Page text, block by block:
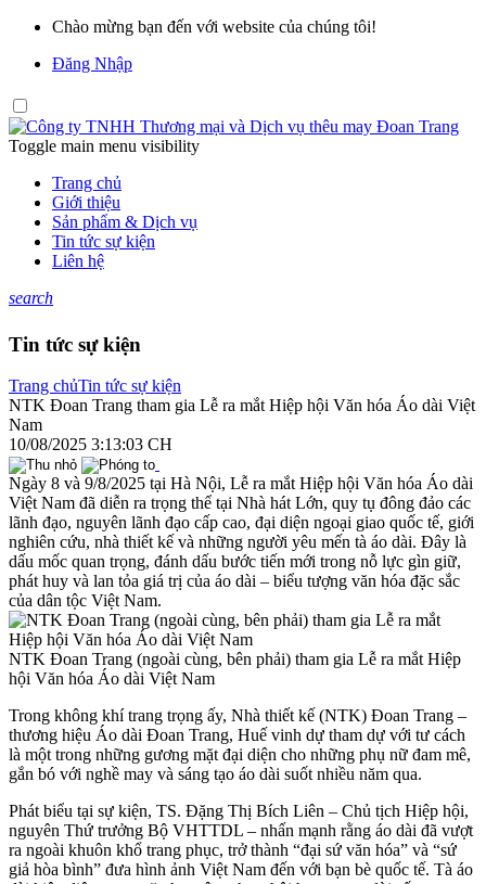
Chào mừng bạn đến với website của chúng tôi!
Đăng Nhập
Toggle main menu visibility
Trang chủ
Giới thiệu
Sản phẩm & Dịch vụ
Tin tức sự kiện
Liên hệ
search
Tin tức sự kiện
Trang chủTin tức sự kiện
NTK Đoan Trang tham gia Lễ ra mắt Hiệp hội Văn hóa Áo dài Việt
Nam
10/08/2025 3:13:03 CH
Ngày 8 và 9/8/2025 tại Hà Nội, Lễ ra mắt Hiệp hội Văn hóa Áo dài
Việt Nam đã diễn ra trọng thể tại Nhà hát Lớn, quy tụ đông đảo các
lãnh đạo, nguyên lãnh đạo cấp cao, đại diện ngoại giao quốc tế, giới
nghiên cứu, nhà thiết kế và những người yêu mến tà áo dài. Đây là
dấu mốc quan trọng, đánh dấu bước tiến mới trong nỗ lực gìn giữ,
phát huy và lan tỏa giá trị của áo dài – biểu tượng văn hóa đặc sắc
của dân tộc Việt Nam.
NTK Đoan Trang (ngoài cùng, bên phải) tham gia Lễ ra mắt Hiệp
hội Văn hóa Áo dài Việt Nam
Trong không khí trang trọng ấy, Nhà thiết kế (NTK) Đoan Trang –
thương hiệu Áo dài Đoan Trang, Huế vinh dự tham dự với tư cách
là một trong những gương mặt đại diện cho những phụ nữ đam mê,
gắn bó với nghề may và sáng tạo áo dài suốt nhiều năm qua.
Phát biểu tại sự kiện, TS. Đặng Thị Bích Liên – Chủ tịch Hiệp hội,
nguyên Thứ trưởng Bộ VHTTDL – nhấn mạnh rằng áo dài đã vượt
ra ngoài khuôn khổ trang phục, trở thành “đại sứ văn hóa” và “sứ
giả hòa bình” đưa hình ảnh Việt Nam đến với bạn bè quốc tế. Tà áo